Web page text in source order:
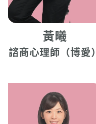
黃曦
諮商心理師（博愛）